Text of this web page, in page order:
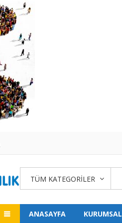
TÜM KATEGORILER
ANASAYFA KURUMSAL